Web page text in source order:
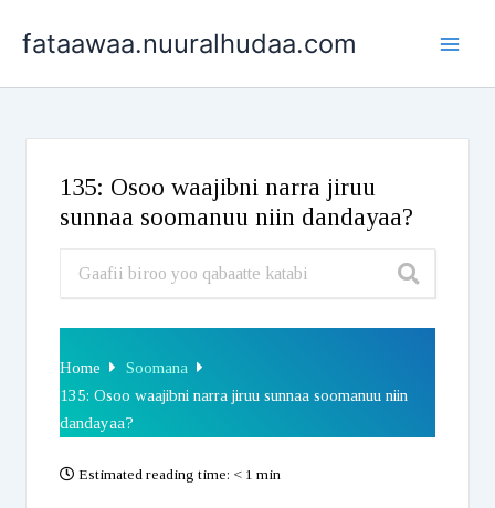
fataawaa.nuuralhudaa.com
135: Osoo waajibni narra jiruu
sunnaa soomanuu niin dandayaa?
Home
Soomana
135: Osoo waajibni narra jiruu sunnaa soomanuu niin
dandayaa?
Estimated reading time: < 1 min